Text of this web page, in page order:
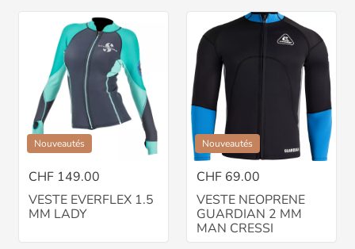
Nouveautés
CHF 149.00
VESTE EVERFLEX 1.5
MM LADY
Nouveautés
CHF 69.00
VESTE NEOPRENE
GUARDIAN 2 MM
MAN CRESSI